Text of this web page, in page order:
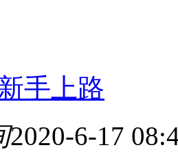
手上路
2020-6-17